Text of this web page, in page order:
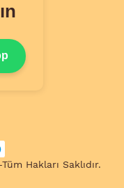
Hakları Saklıdır.